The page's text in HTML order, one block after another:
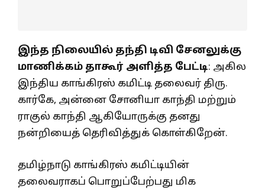
இந்த நிலையில் தந்தி டிவி சேனலுக்கு
மாணிக்கம் தாகூர் அளித்த பேட்டி: அகில
இந்திய காங்கிரஸ் கமிட்டி தலைவர் திரு.
கார்கே, அன்னை சோனியா காந்தி மற்றும்
ராகுல் காந்தி ஆகியோருக்கு தனது
நன்றியைத் தெரிவித்துக் கொள்கிறேன்.
தமிழ்நாடு காங்கிரஸ் கமிட்டியின்
தலைவராகப் பொறுப்பேற்பது மிக